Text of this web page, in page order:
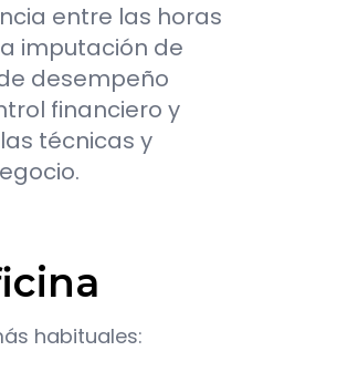
entre las horas
imputación de
desempeño
financiero y
técnicas y
habituales: